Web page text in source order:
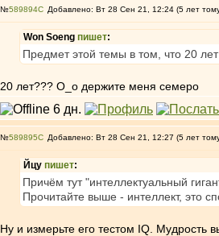
№589894 Добавлено: Вт 28 Сен 21, 12:24 (5 лет
Won Soeng пишет:
Предмет этой темы в том, что 20
20 лет??? О_о держите меня семеро
№589895 Добавлено: Вт 28 Сен 21, 12:27 (5 лет
Йцу пишет:
Причём тут "интеллектуальный
Прочитайте выше - интеллект, это
Ну и измерьте его тестом IQ. Мудрость